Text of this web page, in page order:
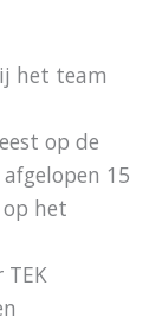
het team
op de
15
het